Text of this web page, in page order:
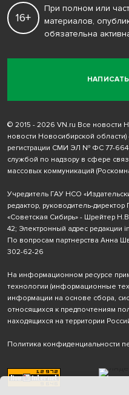
16+
При полном или
материалов,
обязательна
© 2015 - 2026 VN.ru Все новости
новости Новосибирской
регистрации СМИ ЭЛ № ФС 77-
службой по надзору в сфере
массовых коммуникаций
Учредитель ГАУ НСО
редактор, руководитель-
«Советская Сибирь» - Шрейтер
42; Электронный адрес редакции
По вопросам партнерства Анна
302-62-26
На информационном ресурсе
технологии (информационные
информации на основе сбора,
относящихся к предпочтениям
находящихся на территории
Политика конфиденциальности